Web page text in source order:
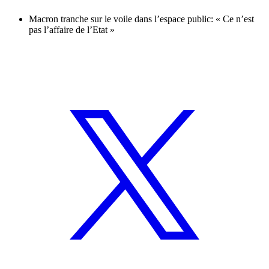
Macron tranche sur le voile dans l’espace public: « Ce n’est
pas l’affaire de l’Etat »